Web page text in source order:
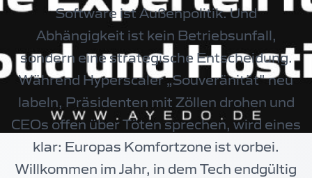
Software ist Außenpolitik. Und
Abhängigkeit ist kein Betriebsunfall,
sondern eine strategische Entscheidung.
Während Hyperscaler „Souveränität" neu
labeln, Präsidenten mit Zöllen drohen und
CEOs offen über Töten sprechen, wird eines
klar: Europas Komfortzone ist vorbei.
Willkommen im Jahr, in dem Tech endgültig